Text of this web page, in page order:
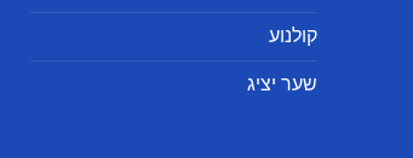
קולנוע
שער יציג